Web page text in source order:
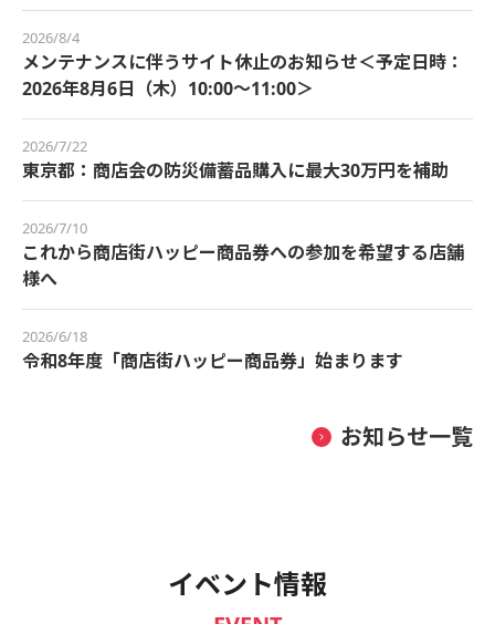
2026/8/4
メンテナンスに伴うサイト休止のお知らせ＜予定日時：
2026年8月6日（木）10:00～11:00＞
2026/7/22
東京都：商店会の防災備蓄品購入に最大30万円を補助
2026/7/10
これから商店街ハッピー商品券への参加を希望する店舗
様へ
2026/6/18
令和8年度「商店街ハッピー商品券」始まります
お知らせ一覧
イベント情報